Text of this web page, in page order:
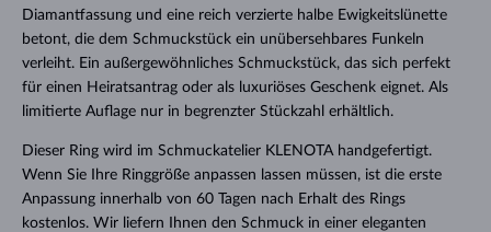
Diamantfassung und eine reich verzierte halbe Ewigkeitslünette
betont, die dem Schmuckstück ein unübersehbares Funkeln
verleiht. Ein außergewöhnliches Schmuckstück, das sich perfekt
für einen Heiratsantrag oder als luxuriöses Geschenk eignet. Als
limitierte Auflage nur in begrenzter Stückzahl erhältlich.
Dieser Ring wird im Schmuckatelier KLENOTA handgefertigt.
Wenn Sie Ihre Ringgröße anpassen lassen müssen, ist die erste
Anpassung innerhalb von 60 Tagen nach Erhalt des Rings
kostenlos. Wir liefern Ihnen den Schmuck in einer eleganten